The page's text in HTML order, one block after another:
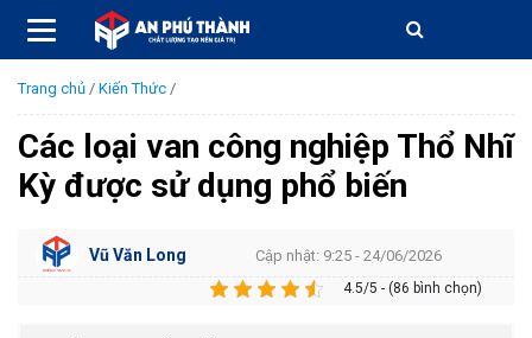
Trang chủ / Kiến Thức /
Các loại van công nghiệp Thổ Nhĩ
Kỳ được sử dụng phổ biến
Vũ Văn Long Cập nhật: 9:25 - 24/06/2026
4.5/5 - (86 bình chọn)